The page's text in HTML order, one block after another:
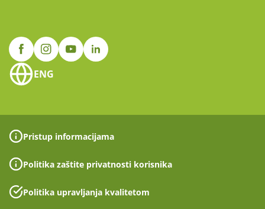
ENG
Pristup informacijama
Politika zaštite privatnosti korisnika
Politika upravljanja kvalitetom